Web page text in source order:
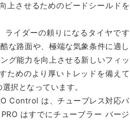
上させるためのビードシールドを
イダーの頼りになるタイヤです
な路面や、極端な気象条件に適し
グ能力を向上させる新しいフィッ
ためのより厚いトレッドを備えて
択となっています。
Control は、チューブレス対応バ
はすでにチューブラー バージ